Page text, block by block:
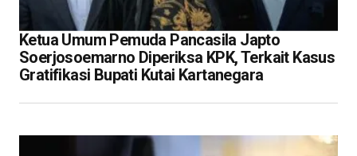
Ketua Umum Pemuda Pancasila Japto
Soerjosoemarno Diperiksa KPK, Terkait Kasus
Gratifikasi Bupati Kutai Kartanegara